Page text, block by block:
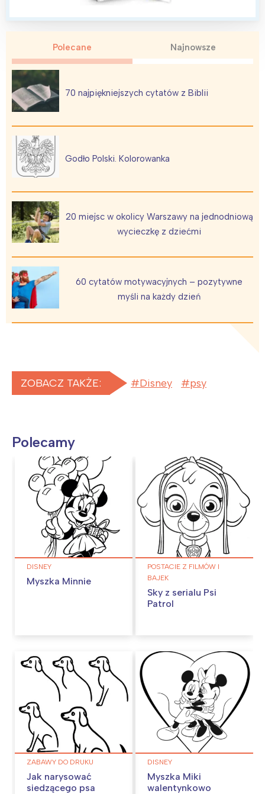
Polecane Najnowsze
70 najpiękniejszych cytatów z Biblii
Godło Polski. Kolorowanka
20 miejsc w okolicy Warszawy na jednodniową
wycieczkę z dziećmi
60 cytatów motywacyjnych – pozytywne
myśli na każdy dzień
ZOBACZ TAKŻE: Disney psy
Polecamy
DISNEY
Myszka Minnie
POSTACIE Z FILMÓW I
BAJEK
Sky z serialu Psi
Patrol
ZABAWY DO DRUKU
Jak narysować
siedzącego psa
DISNEY
Myszka Miki
walentynkowo
Warszawa
Trójmiasto
Poznań
Wrocław
Śląsk
Południe
Wszystkie
Wybieram